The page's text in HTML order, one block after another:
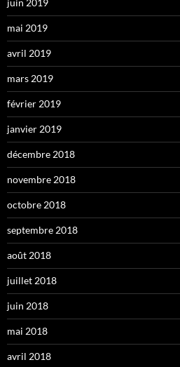
juin 2019
mai 2019
avril 2019
mars 2019
février 2019
janvier 2019
décembre 2018
novembre 2018
octobre 2018
septembre 2018
août 2018
juillet 2018
juin 2018
mai 2018
avril 2018